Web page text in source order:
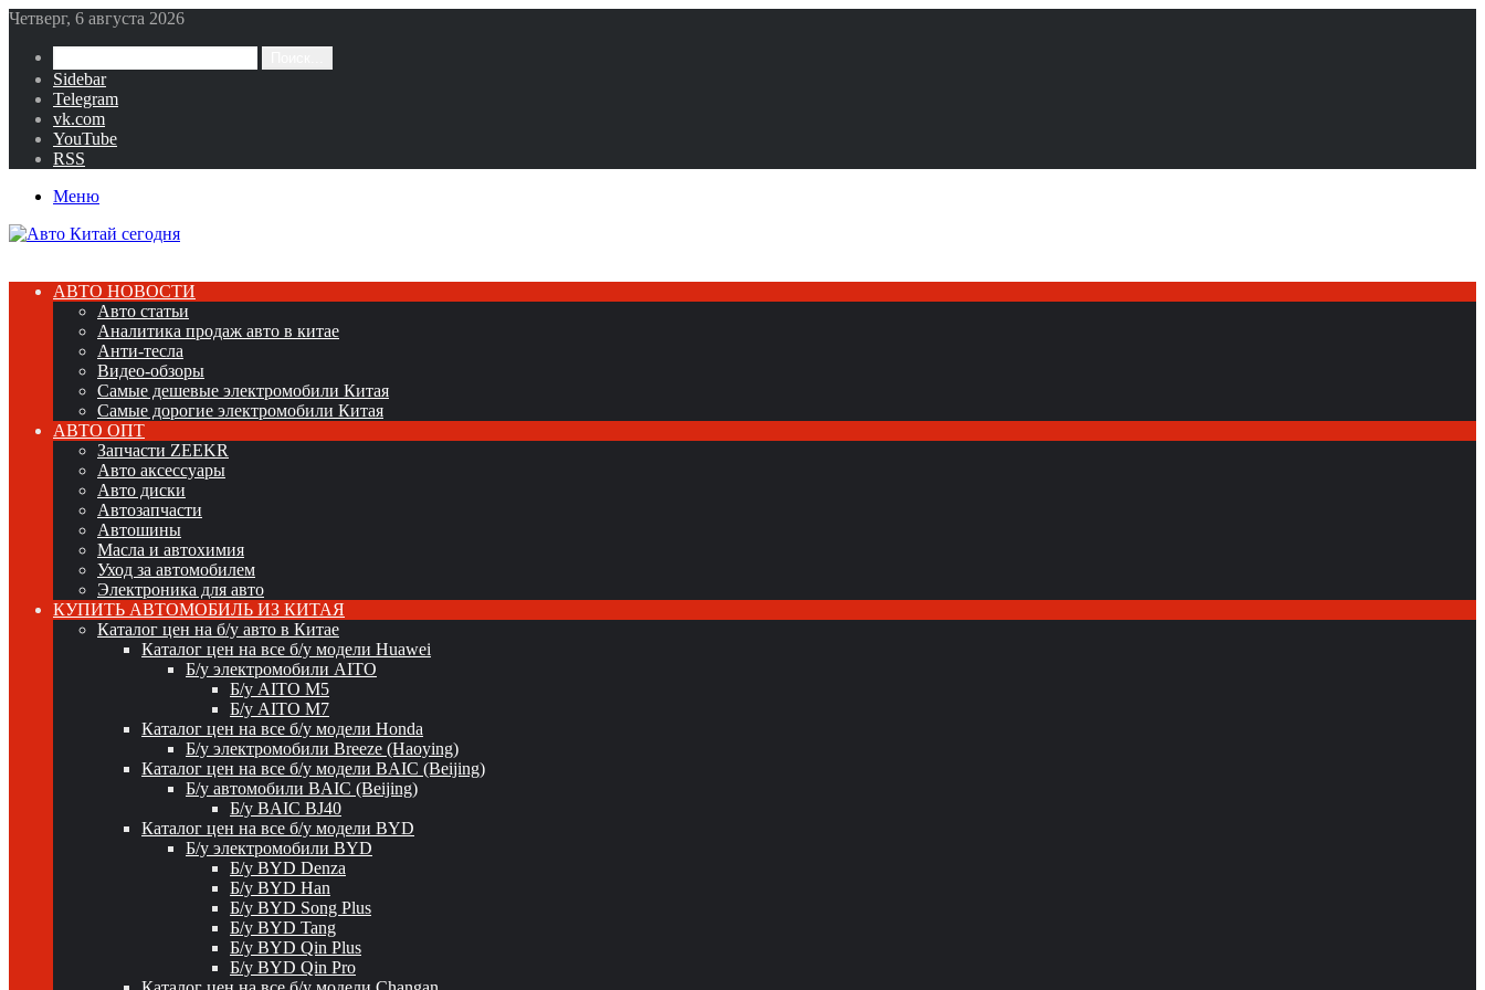
Четверг, 6 августа 2026
Sidebar
Telegram
vk.com
YouTube
RSS
Меню
АВТО НОВОСТИ
Авто статьи
Аналитика продаж авто в китае
Анти-тесла
Видео-обзоры
Самые дешевые электромобили Китая
Самые дорогие электромобили Китая
АВТО ОПТ
Запчасти ZEEKR
Авто аксессуары
Авто диски
Автозапчасти
Автошины
Масла и автохимия
Уход за автомобилем
Электроника для авто
КУПИТЬ АВТОМОБИЛЬ ИЗ КИТАЯ
Каталог цен на б/у авто в Китае
Каталог цен на все б/у модели Huawei
Б/у электромобили AITO
Б/у AITO M5
Б/у AITO M7
Каталог цен на все б/у модели Honda
Б/у электромобили Breeze (Haoying)
Каталог цен на все б/у модели BAIC (Beijing)
Б/у автомобили BAIC (Beijing)
Б/у BAIC BJ40
Каталог цен на все б/у модели BYD
Б/у электромобили BYD
Б/у BYD Denza
Б/у BYD Han
Б/у BYD Song Plus
Б/у BYD Tang
Б/у BYD Qin Plus
Б/у BYD Qin Pro